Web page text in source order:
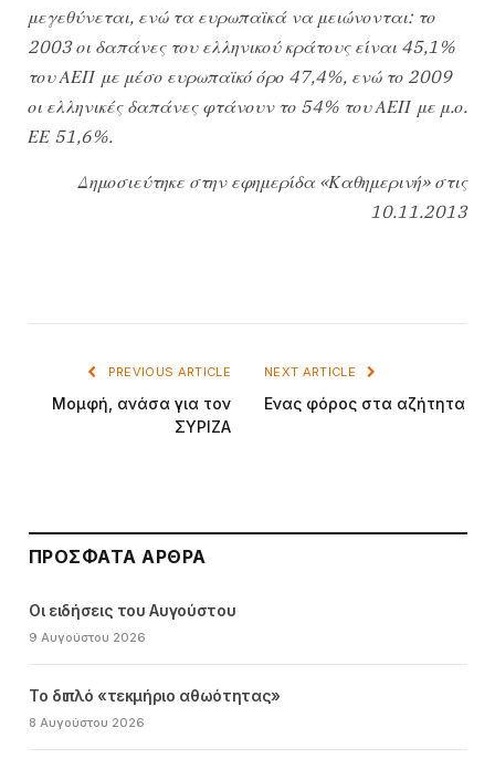
μεγεθύνεται, ενώ τα ευρωπαϊκά να μειώνονται: το
2003 οι δαπάνες του ελληνικού κράτους είναι 45,1%
του ΑΕΠ με μέσο ευρωπαϊκό όρο 47,4%, ενώ το 2009
οι ελληνικές δαπάνες φτάνουν το 54% του ΑΕΠ με μ.ο.
ΕΕ 51,6%.
Δημοσιεύτηκε στην εφημερίδα «Καθημερινή» στις
10.11.2013
PREVIOUS ARTICLE
Μομφή, ανάσα για τον
ΣΥΡΙΖΑ
NEXT ARTICLE
Ενας φόρος στα αζήτητα
ΠΡΌΣΦΑΤΑ ΆΡΘΡΑ
Οι ειδήσεις του Αυγούστου
9 Αυγούστου 2026
Το διπλό «τεκμήριο αθωότητας»
8 Αυγούστου 2026